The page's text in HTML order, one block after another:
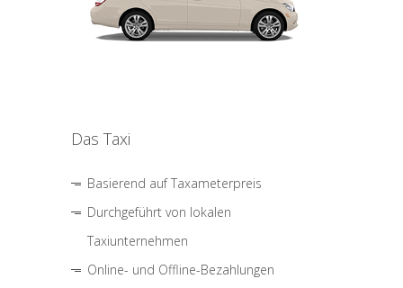
Das Taxi
Basierend auf Taxameterpreis
Durchgeführt von lokalen
Taxiunternehmen
Online- und Offline-Bezahlungen